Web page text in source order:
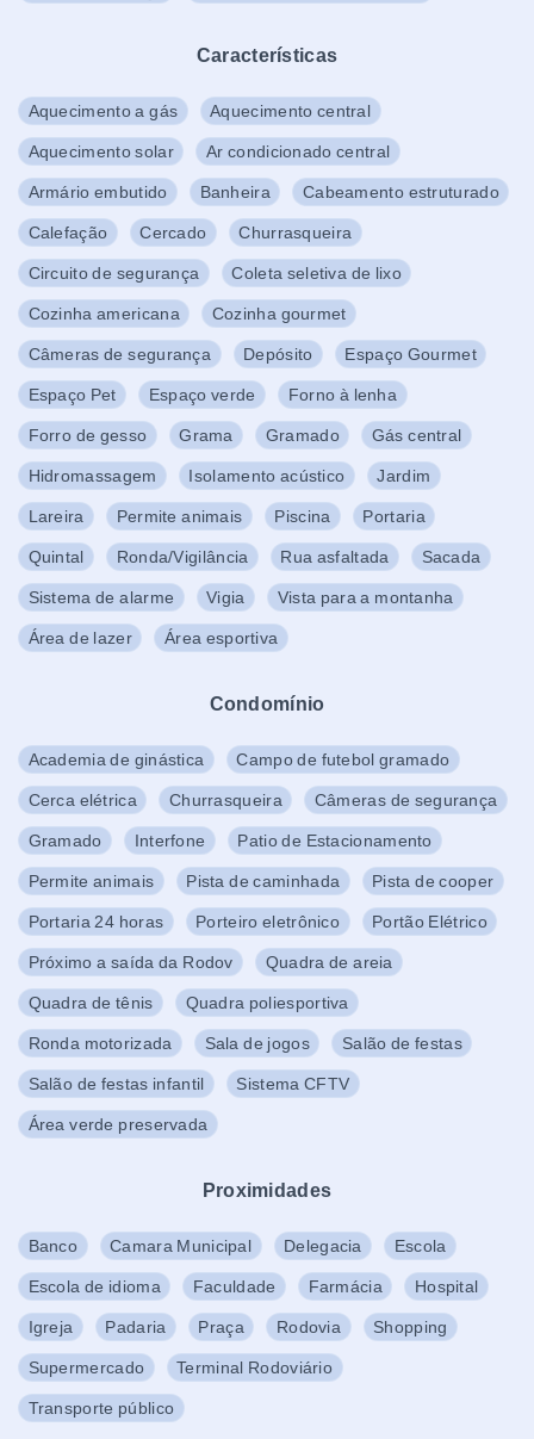
Características
Aquecimento a gás Aquecimento central
Aquecimento solar Ar condicionado central
Armário embutido Banheira Cabeamento estruturado
Calefação Cercado Churrasqueira
Circuito de segurança Coleta seletiva de lixo
Cozinha americana Cozinha gourmet
Câmeras de segurança Depósito Espaço Gourmet
Espaço Pet Espaço verde Forno à lenha
Forro de gesso Grama Gramado Gás central
Hidromassagem Isolamento acústico Jardim
Lareira Permite animais Piscina Portaria
Quintal Ronda/Vigilância Rua asfaltada Sacada
Sistema de alarme Vigia Vista para a montanha
Área de lazer Área esportiva
Condomínio
Academia de ginástica Campo de futebol gramado
Cerca elétrica Churrasqueira Câmeras de segurança
Gramado Interfone Patio de Estacionamento
Permite animais Pista de caminhada Pista de cooper
Portaria 24 horas Porteiro eletrônico Portão Elétrico
Próximo a saída da Rodov Quadra de areia
Quadra de tênis Quadra poliesportiva
Ronda motorizada Sala de jogos Salão de festas
Salão de festas infantil Sistema CFTV
Área verde preservada
Proximidades
Banco Camara Municipal Delegacia Escola
Escola de idioma Faculdade Farmácia Hospital
Igreja Padaria Praça Rodovia Shopping
Supermercado Terminal Rodoviário
Transporte público